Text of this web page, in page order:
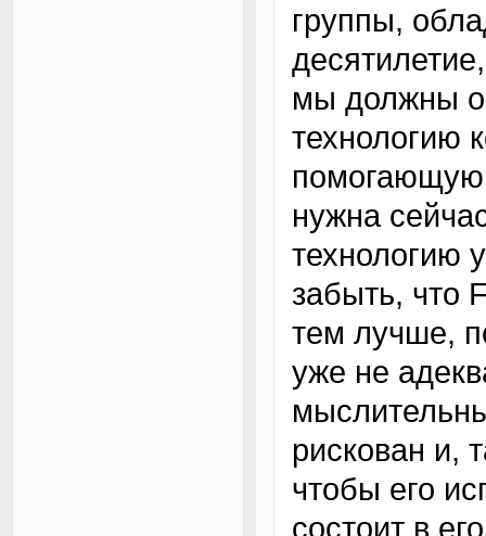
группы,
мы должны
технологию
нужна
технологию
забыть, что
тем лучше,
уже не
рискован и,
чтобы его
состоит в